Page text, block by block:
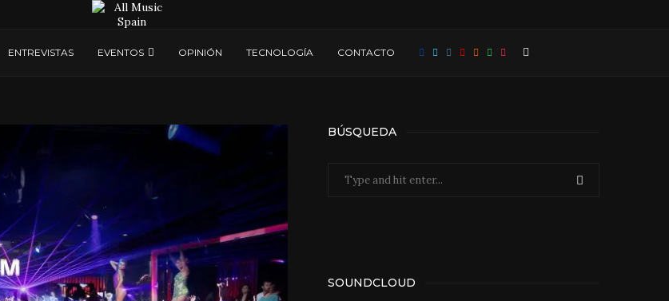
ENTREVISTAS EVENTOS OPINIÓN TECNOLOGÍA CONTACTO
BÚSQUEDA
SOUNDCLOUD